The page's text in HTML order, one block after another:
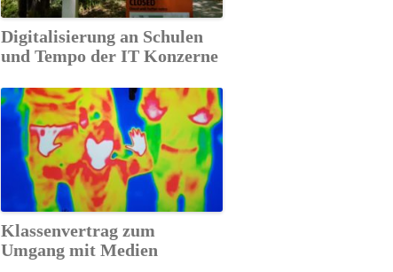
Digitalisierung an Schulen
und Tempo der IT Konzerne
Klassenvertrag zum
Umgang mit Medien